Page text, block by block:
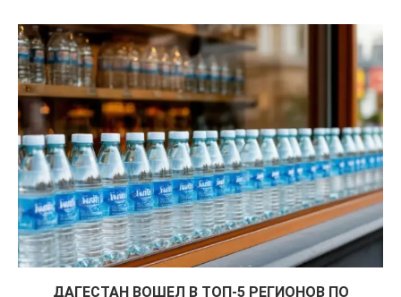
ДАГЕСТАН ВОШЕЛ В ТОП-5 РЕГИОНОВ ПО